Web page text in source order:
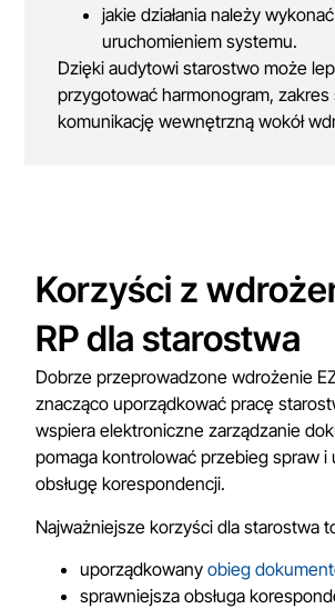
jakie działania należy
uruchomieniem systemu.
Dzięki audytowi starostwo może
przygotować harmonogram, zakres
komunikację wewnętrzną wokół
Korzyści z
RP dla starostwa
Dobrze przeprowadzone wdrożenie
znacząco uporządkować pracę
wspiera elektroniczne zarządzanie
pomaga kontrolować przebieg spraw i
obsługę korespondencji.
Najważniejsze korzyści dla starostwa
uporządkowanyobieg
sprawniejsza obsługa